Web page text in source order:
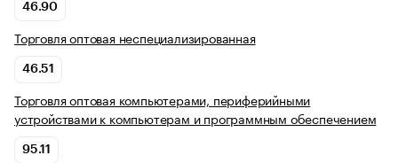
46.90
Торговля оптовая неспециализированная
46.51
Торговля оптовая компьютерами, периферийными
устройствами к компьютерам и программным обеспечением
95.11